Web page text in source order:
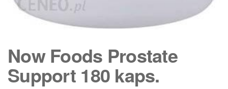
Now Foods Prostate
Support 180 kaps.